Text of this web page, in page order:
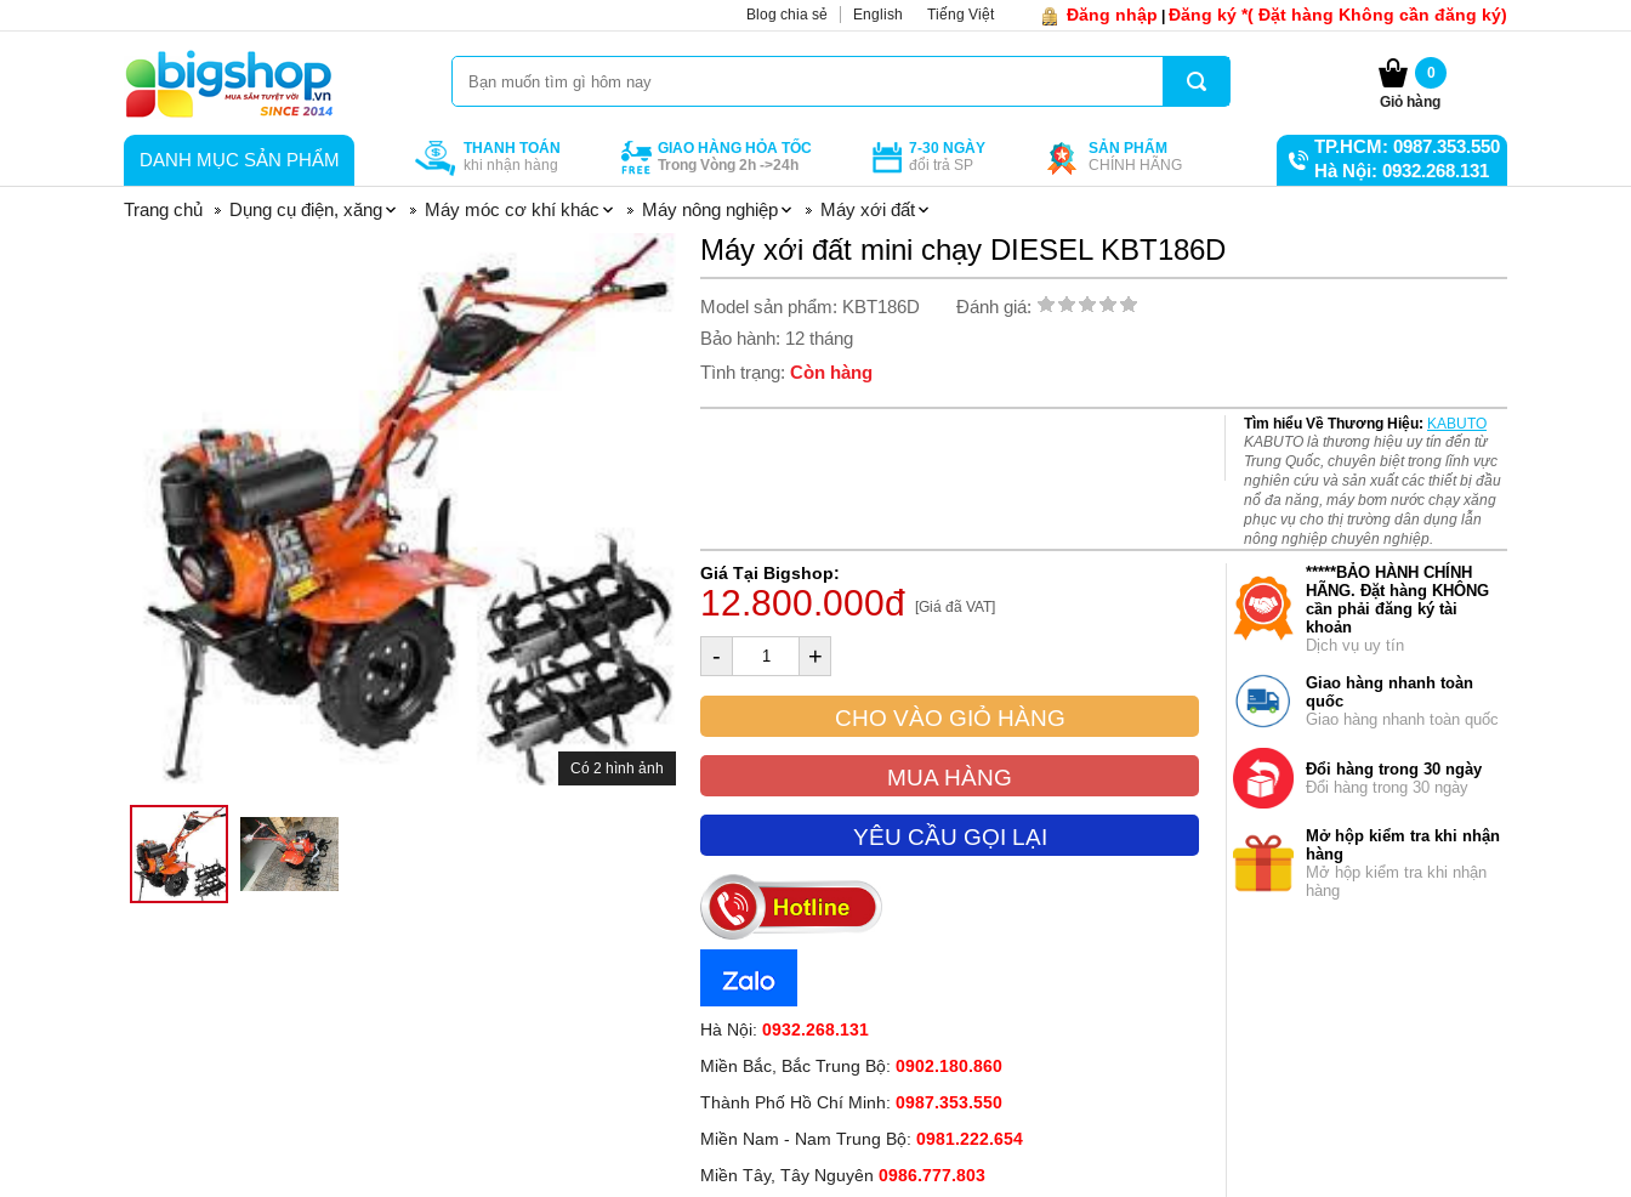
Đăng nhập Đăng ký *( Đặt hàng Không cần đăng ký)
Blog chia sẻ English Tiếng Việt
0
Giỏ hàng
DANH MỤC SẢN PHẨM
THANH TOÁN
khi nhận hàng
GIAO HÀNG HỎA TỐC
Trong Vòng 2h ->24h
7-30 NGÀY
đổi trả SP
SẢN PHẨM
CHÍNH HÃNG
TP.HCM: 0987.353.550
Hà Nội: 0932.268.131
Trang chủ
Dụng cụ điện, xăng Máy móc cơ khí khác Máy nông nghiệp Máy xới đất
Có 2 hình ảnh
Máy xới đất mini chạy DIESEL KBT186D
Model sản phẩm: KBT186D
Đánh giá:
Bảo hành: 12 tháng
Tình trạng: Còn hàng
Tìm hiểu Về Thương Hiệu: KABUTO
KABUTO là thương hiệu uy tín đến từ
Trung Quốc, chuyên biệt trong lĩnh vực
nghiên cứu và sản xuất các thiết bị đầu
nổ đa năng, máy bơm nước chạy xăng
phục vụ cho thị trường dân dụng lẫn
nông nghiệp chuyên nghiệp.
Giá Tại Bigshop:
12.800.000đ [Giá đã VAT]
- +
CHO VÀO GIỎ HÀNG
MUA HÀNG
YÊU CẦU GỌI LẠI
Hà Nội: 0932.268.131
Miền Bắc, Bắc Trung Bộ: 0902.180.860
Thành Phố Hồ Chí Minh: 0987.353.550
Miền Nam - Nam Trung Bộ: 0981.222.654
Miền Tây, Tây Nguyên 0986.777.803
*****BẢO HÀNH CHÍNH
HÃNG. Đặt hàng KHÔNG
cần phải đăng ký tài
khoản
Dịch vụ uy tín
Giao hàng nhanh toàn
quốc
Giao hàng nhanh toàn quốc
Đổi hàng trong 30 ngày
Đổi hàng trong 30 ngày
Mở hộp kiểm tra khi nhận
hàng
Mở hộp kiểm tra khi nhận
hàng